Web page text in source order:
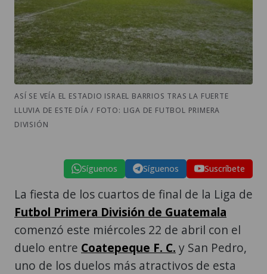
ASÍ SE VEÍA EL ESTADIO ISRAEL BARRIOS TRAS LA FUERTE
LLUVIA DE ESTE DÍA / FOTO: LIGA DE FUTBOL PRIMERA
DIVISIÓN
Síguenos Síguenos Suscríbete
La fiesta de los cuartos de final de la Liga de
Futbol Primera División de Guatemala
comenzó este miércoles 22 de abril con el
duelo entre Coatepeque F. C. y San Pedro,
uno de los duelos más atractivos de esta